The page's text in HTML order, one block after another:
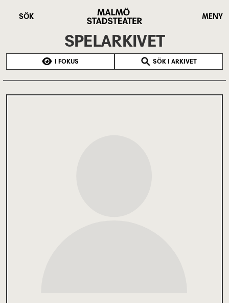
SÖK
Stadsteater
MENY
SPELARKIVET
I FOKUS SÖK I ARKIVET